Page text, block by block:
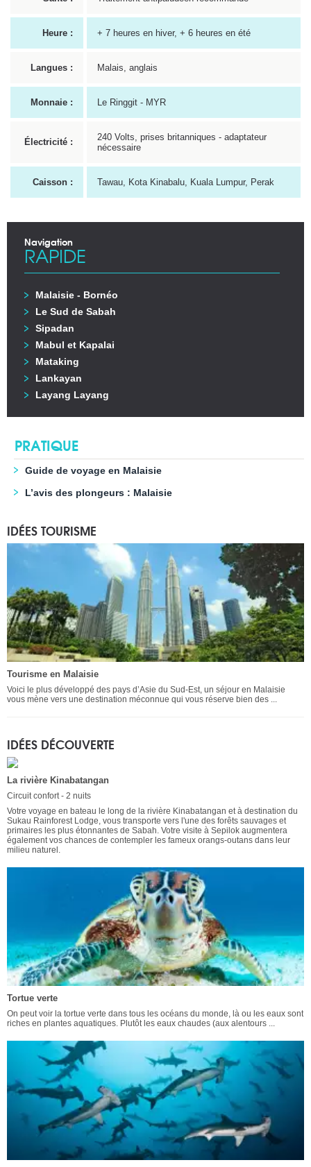
Heure : + 7 heures en hiver, + 6 heures en été
Langues : Malais, anglais
Monnaie : Le Ringgit - MYR
Électricité :
240 Volts, prises britanniques - adaptateur
nécessaire
Caisson : Tawau, Kota Kinabalu, Kuala Lumpur, Perak
Navigation
RAPIDE
Malaisie - Bornéo
Le Sud de Sabah
Sipadan
Mabul et Kapalai
Mataking
Lankayan
Layang Layang
PRATIQUE
Guide de voyage en Malaisie
L’avis des plongeurs : Malaisie
IDÉES TOURISME
Tourisme en Malaisie
Voici le plus développé des pays d’Asie du Sud-Est, un séjour en Malaisie
vous mène vers une destination méconnue qui vous réserve bien des ...
IDÉES DÉCOUVERTE
La rivière Kinabatangan
Circuit confort - 2 nuits
Votre voyage en bateau le long de la rivière Kinabatangan et à destination du
Sukau Rainforest Lodge, vous transporte vers l'une des forêts sauvages et
primaires les plus étonnantes de Sabah. Votre visite à Sepilok augmentera
également vos chances de contempler les fameux orangs-outans dans leur
milieu naturel.
Tortue verte
On peut voir la tortue verte dans tous les océans du monde, là ou les eaux sont
riches en plantes aquatiques. Plutôt les eaux chaudes (aux alentours ...